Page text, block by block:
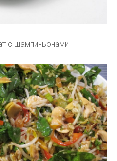
с шампиньонами